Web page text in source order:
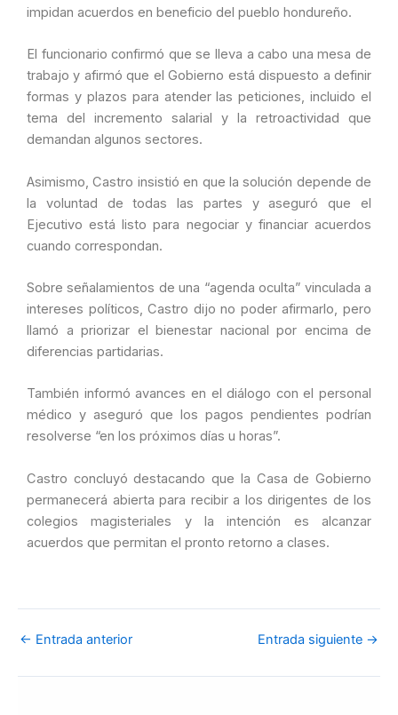
impidan acuerdos en beneficio del pueblo hondureño.
El funcionario confirmó que se lleva a cabo una mesa de
trabajo y afirmó que el Gobierno está dispuesto a definir
formas y plazos para atender las peticiones, incluido el
tema del incremento salarial y la retroactividad que
demandan algunos sectores.
Asimismo, Castro insistió en que la solución depende de
la voluntad de todas las partes y aseguró que el
Ejecutivo está listo para negociar y financiar acuerdos
cuando correspondan.
Sobre señalamientos de una “agenda oculta” vinculada a
intereses políticos, Castro dijo no poder afirmarlo, pero
llamó a priorizar el bienestar nacional por encima de
diferencias partidarias.
También informó avances en el diálogo con el personal
médico y aseguró que los pagos pendientes podrían
resolverse “en los próximos días u horas”.
Castro concluyó destacando que la Casa de Gobierno
permanecerá abierta para recibir a los dirigentes de los
colegios magisteriales y la intención es alcanzar
acuerdos que permitan el pronto retorno a clases.
← Entrada anterior Entrada siguiente →